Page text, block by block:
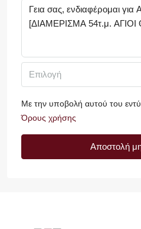
Επιλογή
Με την υποβολή αυτού του
Όρους χρήσης
Αποστολή